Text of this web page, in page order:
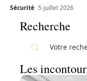
Sécurité 5 juillet 2026
Recherche
Les